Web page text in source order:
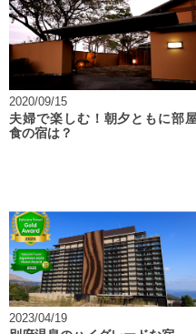
2020/09/15
夫婦で楽しむ！朝夕ともに部
食の宿は？
2023/04/19